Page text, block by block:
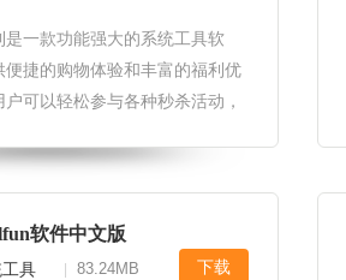
一款功能强大的系统工具软
捷的购物体验和丰富的福利优
可以轻松参与各种秒杀活动，
件特性、软件更新、软件亮点等
件。快手小黄车
软件中文版
具 83.24MB 下载